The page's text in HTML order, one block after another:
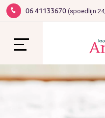
06 41133670 (spoedlijn